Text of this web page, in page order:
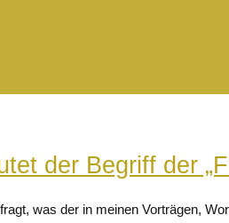
der Begriff der
was der in meinen Vorträgen,